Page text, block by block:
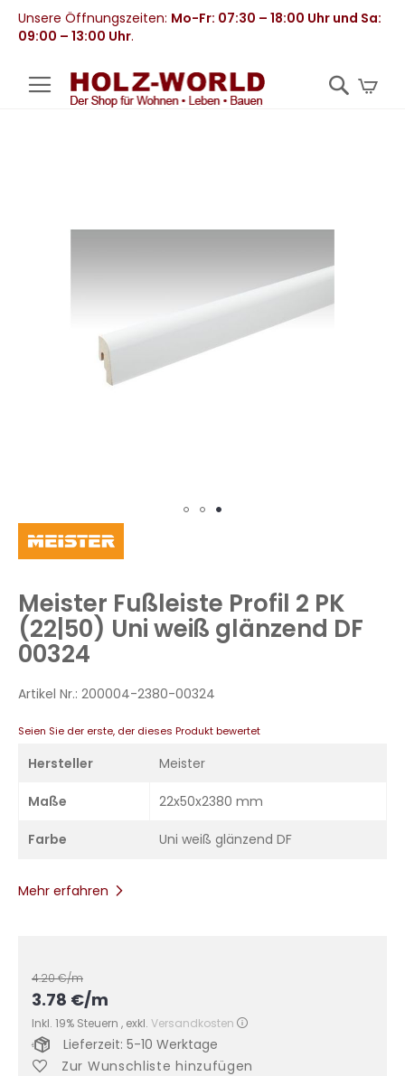
Unsere Öffnungszeiten: Mo-Fr: 07:30 – 18:00 Uhr und Sa:
09:00 – 13:00 Uhr.
Zum
Anfang
springen
Meister Fußleiste Profil 2 PK
(22|50) Uni weiß glänzend DF
00324
Artikel Nr.: 200004-2380-00324
Seien Sie der erste, der dieses Produkt bewertet
Hersteller Meister
Maße 22x50x2380 mm
Farbe Uni weiß glänzend DF
Mehr erfahren
4.20€/m
3.78 €/m
Inkl. 19% Steuern , exkl. Versandkosten
Lieferzeit: 5-10 Werktage
Zur Wunschliste hinzufügen